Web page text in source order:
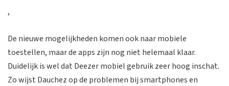
,
De nieuwe mogelijkheden komen ook naar mobiele
toestellen, maar de apps zijn nog niet helemaal klaar.
Duidelijk is wel dat Deezer mobiel gebruik zeer hoog inschat.
Zo wijst Dauchez op de problemen bij smartphones en